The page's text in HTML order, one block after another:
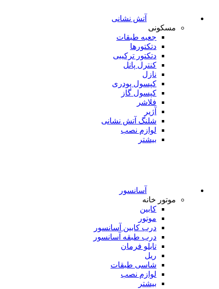
آتش نشانی
مسکونی
جعبه طبقات
دتکتورها
دتکتور ترکیبی
کنترل پانل
نازل
کپسول پودری
کپسول گاز
فلاشر
آژیر
شلنگ آتش نشانی
لوازم نصب
بیشتر
آسانسور
موتور خانه
کابین
موتور
درب کابین آسانسور
درب طبقه آسانسور
تابلو فرمان
ریل
شاسی طبقات
لوازم نصب
بیشتر